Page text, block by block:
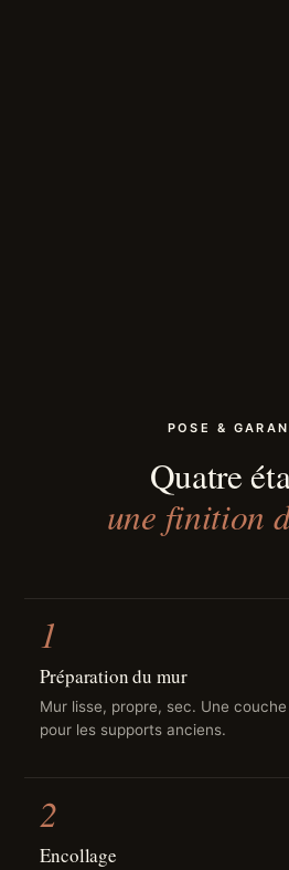
POSE &
Quatre
une finition
1
Préparation du mur
Mur lisse, propre, sec. Une
pour les supports anciens.
2
Encollage